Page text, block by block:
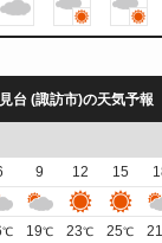
台 (諏訪市)の天気予報
9 12 15
℃ 19℃ 23℃ 25℃